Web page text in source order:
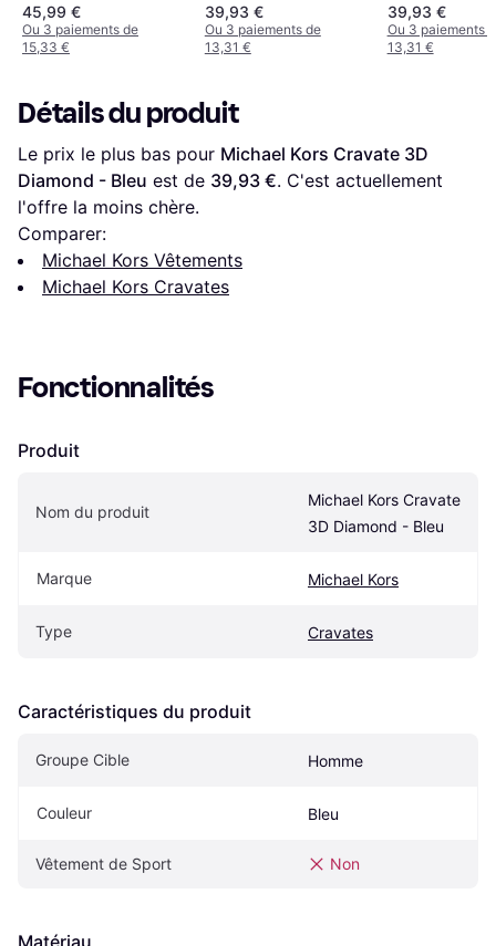
45,99 €
Ou 3 paiements de
15,33 €
39,93 €
Ou 3 paiements de
13,31 €
39,93 €
Ou 3 paiements
13,31 €
Détails du produit
Le prix le plus bas pour Michael Kors Cravate 3D
Diamond - Bleu est de 39,93 €. C'est actuellement
l'offre la moins chère.
Comparer:
Michael Kors Vêtements
Michael Kors Cravates
Fonctionnalités
Produit
Nom du produit
Michael Kors Cravate
3D Diamond - Bleu
Marque Michael Kors
Type Cravates
Caractéristiques du produit
Groupe Cible Homme
Couleur Bleu
Vêtement de Sport Non
Matériau